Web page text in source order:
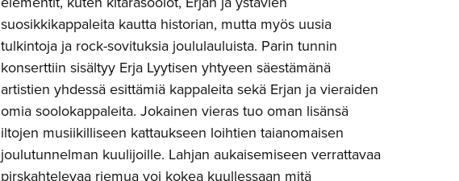
suosikkikappaleita kautta historian, mutta myös uusia
tulkintoja ja rock-sovituksia joululauluista. Parin tunnin
konserttiin sisältyy Erja Lyytisen yhtyeen säestämänä
artistien yhdessä esittämiä kappaleita sekä Erjan ja vieraiden
omia soolokappaleita. Jokainen vieras tuo oman lisänsä
iltojen musiikilliseen kattaukseen loihtien taianomaisen
joulutunnelman kuulijoille. Lahjan aukaisemiseen verrattavaa
pirskahtelevaa riemua voi kokea kuullessaan mitä